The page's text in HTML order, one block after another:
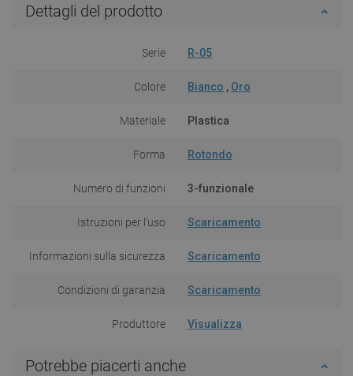
Dettagli del prodotto
Serie R-05
Colore Bianco , Oro
Materiale Plastica
Forma Rotondo
Numero di funzioni 3-funzionale
Istruzioni per l'uso Scaricamento
Informazioni sulla sicurezza Scaricamento
Condizioni di garanzia Scaricamento
Produttore Visualizza
Potrebbe piacerti anche